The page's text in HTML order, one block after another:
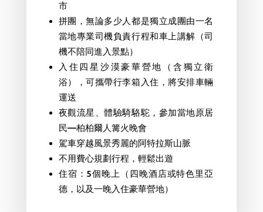
市
拼團，無論多少人都是獨立成團由一名
當地專業司機負責行程和車上講解（司
機不陪同進入景點）
入住四星沙漠豪華營地（含獨立衛
浴），可攜帶行李箱入住，將安排車輛
運送
夜觀流星、體驗騎駱駝，參加當地原居
民—柏柏爾人篝火晚會
駕車穿越風景秀麗的阿特拉斯山脈
不用費心規劃行程，輕鬆出遊
住宿：5個晚上（四晚酒店或特色里亞
德，以及一晚入住豪華營地）